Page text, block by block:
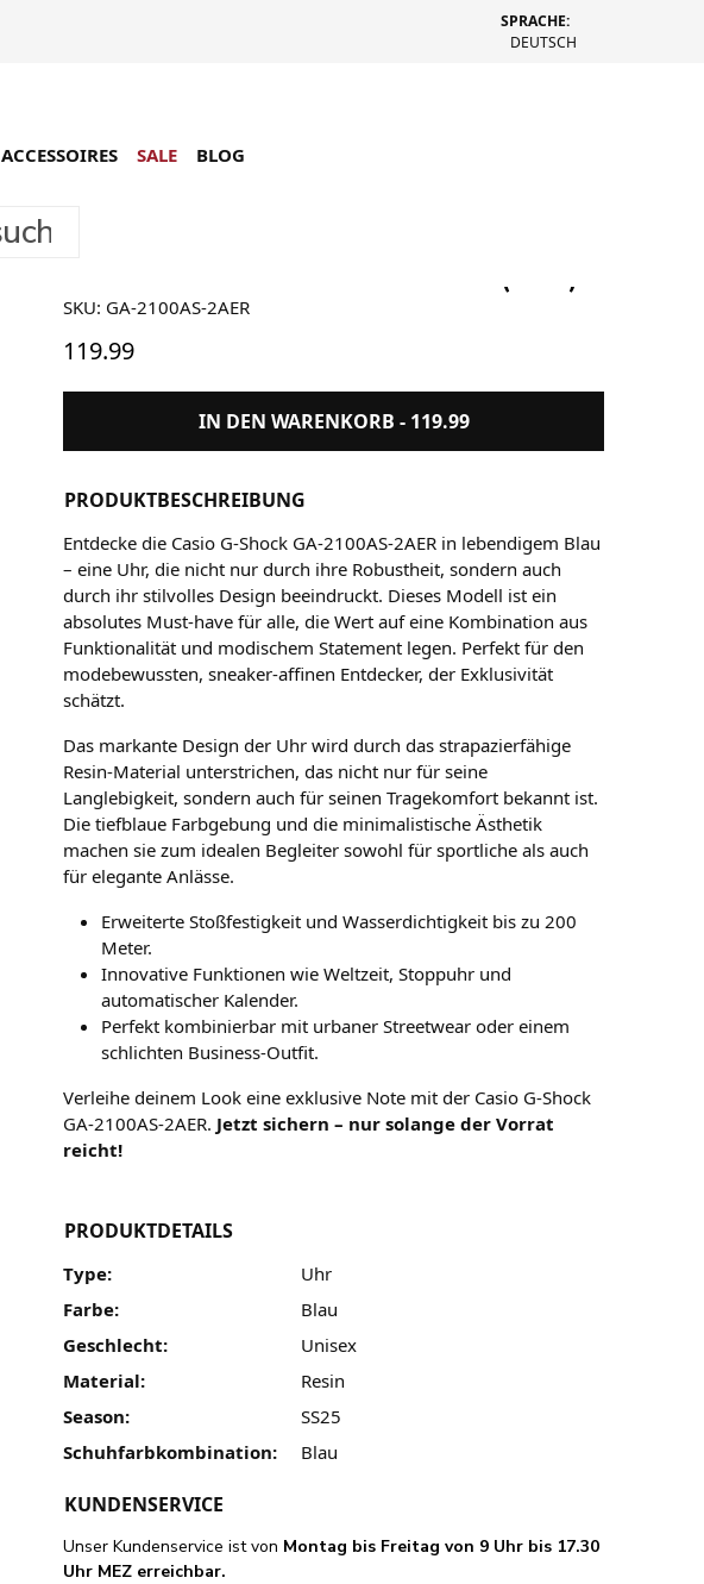
SPRACHE:
DEUTSCH
ACCESSOIRES SALE BLOG
Casio G-Shock GA-2100AS-2AER (Blau)
SKU: GA-2100AS-2AER
119.99
IN DEN WARENKORB - 119.99
PRODUKTBESCHREIBUNG
Entdecke die Casio G-Shock GA-2100AS-2AER in lebendigem Blau
– eine Uhr, die nicht nur durch ihre Robustheit, sondern auch
durch ihr stilvolles Design beeindruckt. Dieses Modell ist ein
absolutes Must-have für alle, die Wert auf eine Kombination aus
Funktionalität und modischem Statement legen. Perfekt für den
modebewussten, sneaker-affinen Entdecker, der Exklusivität
schätzt.
Das markante Design der Uhr wird durch das strapazierfähige
Resin-Material unterstrichen, das nicht nur für seine
Langlebigkeit, sondern auch für seinen Tragekomfort bekannt ist.
Die tiefblaue Farbgebung und die minimalistische Ästhetik
machen sie zum idealen Begleiter sowohl für sportliche als auch
für elegante Anlässe.
Erweiterte Stoßfestigkeit und Wasserdichtigkeit bis zu 200
Meter.
Innovative Funktionen wie Weltzeit, Stoppuhr und
automatischer Kalender.
Perfekt kombinierbar mit urbaner Streetwear oder einem
schlichten Business-Outfit.
Verleihe deinem Look eine exklusive Note mit der Casio G-Shock
GA-2100AS-2AER. Jetzt sichern – nur solange der Vorrat
reicht!
PRODUKTDETAILS
Type:
Uhr
Farbe:
Blau
Geschlecht:
Unisex
Material:
Resin
Season:
SS25
Schuhfarbkombination:
Blau
KUNDENSERVICE
Unser Kundenservice ist von Montag bis Freitag von 9 Uhr bis 17.30
Uhr MEZ erreichbar.